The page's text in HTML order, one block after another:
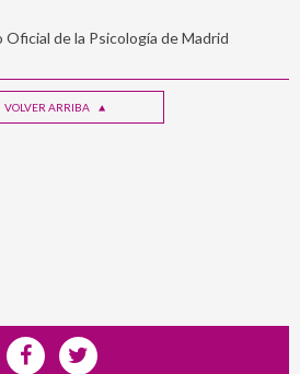
de la Psicología de Madrid
VOLVER ARRIBA